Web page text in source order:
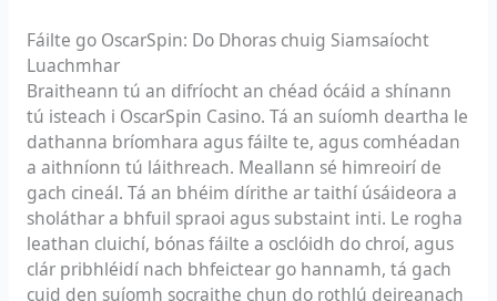
Fáilte go OscarSpin: Do Dhoras chuig Siamsaíocht
Luachmhar
Braitheann tú an difríocht an chéad ócáid a shínann
tú isteach i OscarSpin Casino. Tá an suíomh deartha le
dathanna bríomhara agus fáilte te, agus comhéadan
a aithníonn tú láithreach. Meallann sé himreoirí de
gach cineál. Tá an bhéim dírithe ar taithí úsáideora a
sholáthar a bhfuil spraoi agus substaint inti. Le rogha
leathan cluichí, bónas fáilte a osclóidh do chroí, agus
clár pribhléidí nach bhfeictear go hannamh, tá gach
cuid den suíomh socraithe chun do rothlú deireanach